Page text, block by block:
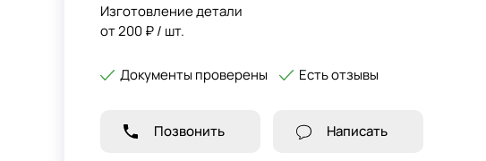
Изготовление детали
от 200 ₽ / шт.
Документы проверены Есть отзывы
Позвонить Написать